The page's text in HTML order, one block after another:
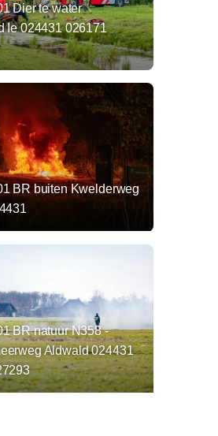
Dier te water
Ie 024431 026171
BR buiten Kwelderweg
BR natuur N358 -
Aldwald 024431